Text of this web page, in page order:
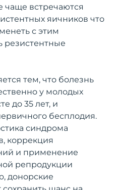
чаще встречаются
яичников что
с этим
резистентные
тем, что болезнь
у молодых
до 35 лет, и
бесплодия.
синдрома
коррекция
и применение
репродукции
донорские